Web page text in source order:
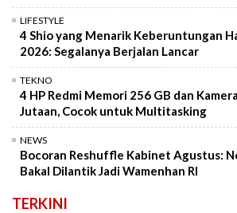
LIFESTYLE
4 Shio yang Menarik Keberuntungan
2026: Segalanya Berjalan Lancar
TEKNO
4 HP Redmi Memori 256 GB dan
Jutaan, Cocok untuk Multitasking
NEWS
Bocoran Reshuffle Kabinet Agustus:
Bakal Dilantik Jadi Wamenhan RI
TERKINI